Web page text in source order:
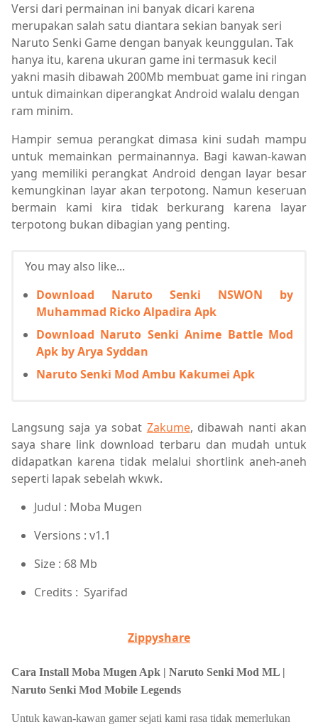
Versi dari permainan ini banyak dicari karena
merupakan salah satu diantara sekian banyak seri
Naruto Senki Game dengan banyak keunggulan. Tak
hanya itu, karena ukuran game ini termasuk kecil
yakni masih dibawah 200Mb membuat game ini ringan
untuk dimainkan diperangkat Android walalu dengan
ram minim.
Hampir semua perangkat dimasa kini sudah mampu
untuk memainkan permainannya. Bagi kawan-kawan
yang memiliki perangkat Android dengan layar besar
kemungkinan layar akan terpotong. Namun keseruan
bermain kami kira tidak berkurang karena layar
terpotong bukan dibagian yang penting.
You may also like...
Download Naruto Senki NSWON by
Muhammad Ricko Alpadira Apk
Download Naruto Senki Anime Battle Mod
Apk by Arya Syddan
Naruto Senki Mod Ambu Kakumei Apk
Langsung saja ya sobat Zakume, dibawah nanti akan
saya share link download terbaru dan mudah untuk
didapatkan karena tidak melalui shortlink aneh-aneh
seperti lapak sebelah wkwk.
Judul : Moba Mugen
Versions : v1.1
Size : 68 Mb
Credits : Syarifad
Zippyshare
Cara Install Moba Mugen Apk | Naruto Senki Mod ML |
Naruto Senki Mod Mobile Legends
Untuk kawan-kawan gamer sejati kami rasa tidak memerlukan